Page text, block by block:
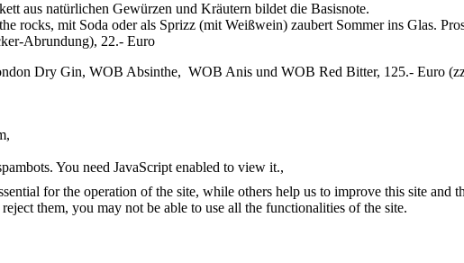
aus natürlichen Gewürzen und Kräutern bildet die Basisnote.
rocks, mit Soda oder als Sprizz (mit Weißwein) zaubert Sommer ins Glas.
Abrundung), 22.- Euro
Dry Gin, WOB Absinthe, WOB Anis und WOB Red Bitter, 125.- Euro
You need JavaScript enabled to view it.,
for the operation of the site, while others help us to improve this site
them, you may not be able to use all the functionalities of the site.